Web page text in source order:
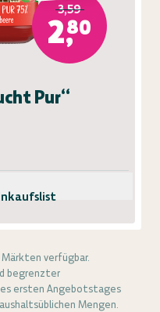
3,59
2,80
Pur“
verfügbar.
begrenzter
ersten Angebotstages
Mengen.